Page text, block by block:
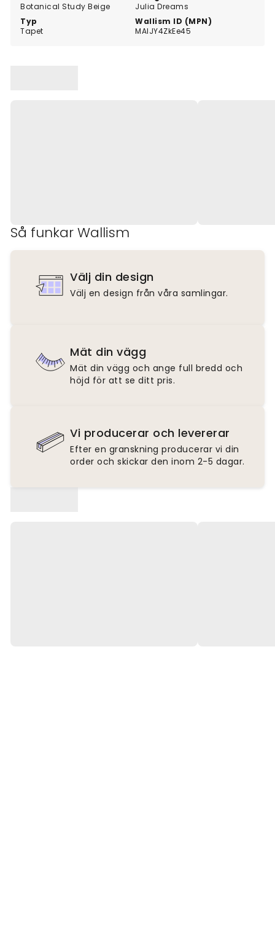
Botanical Study Beige
Julia Dreams
Typ
Tapet
Wallism ID (MPN)
MAlJY4ZkEe45
Så funkar Wallism
Välj din design
Välj en design från våra samlingar.
Mät din vägg
Mät din vägg och ange full bredd och
höjd för att se ditt pris.
Vi producerar och levererar
Efter en granskning producerar vi din
order och skickar den inom 2-5 dagar.